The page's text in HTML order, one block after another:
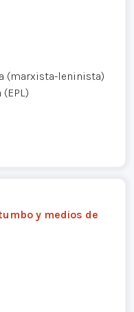
(marxista-leninista)
y medios de